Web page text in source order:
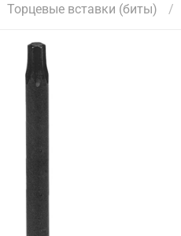
Торцевые вставки (биты)